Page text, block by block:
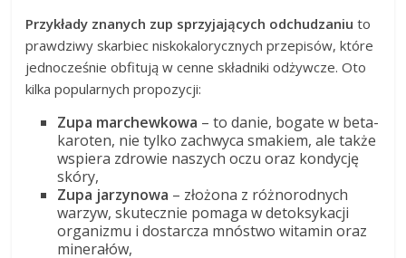
Przykłady znanych zup sprzyjających odchudzaniu to
prawdziwy skarbiec niskokalorycznych przepisów, które
jednocześnie obfitują w cenne składniki odżywcze. Oto
kilka popularnych propozycji:
Zupa marchewkowa – to danie, bogate w beta-
karoten, nie tylko zachwyca smakiem, ale także
wspiera zdrowie naszych oczu oraz kondycję
skóry,
Zupa jarzynowa – złożona z różnorodnych
warzyw, skutecznie pomaga w detoksykacji
organizmu i dostarcza mnóstwo witamin oraz
minerałów,